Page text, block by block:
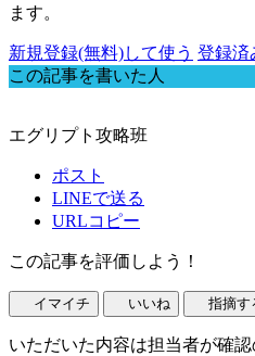
ます。
新規登録(無料)して使う 登録済
この記事を書いた人
エグリプト攻略班
ポスト
LINEで送る
URLコピー
この記事を評価しよう！
イマイチ いいね 指摘す
いただいた内容は担当者が確